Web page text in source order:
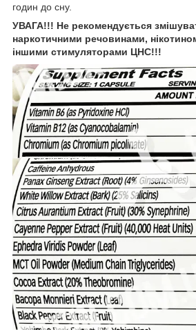
годин до сну.
УВАГА!!! Не рекомендується
наркотичними речовинами,
іншими стимуляторами ЦНС!!!